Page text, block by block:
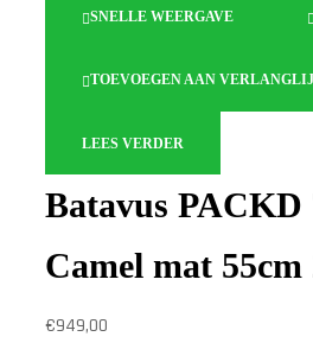
SNELLE WEERGAVE
TOEVOEGEN AAN
LEES VERDER
Batavus PACKD
Camel mat 55cm
€949,00